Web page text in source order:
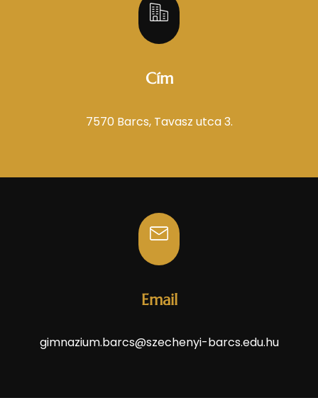
Cím
7570 Barcs, Tavasz utca 3.
Email
gimnazium.barcs@szechenyi-barcs.edu.hu